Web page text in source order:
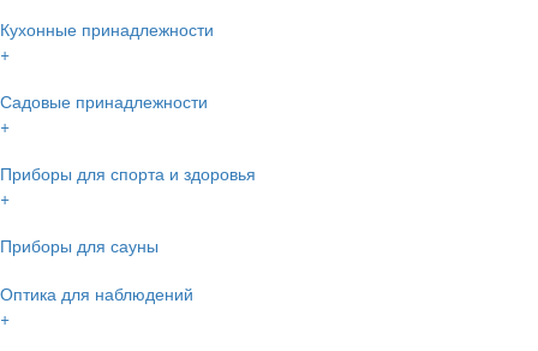
Кухонные принадлежности
+
Садовые принадлежности
+
Приборы для спорта и здоровья
+
Приборы для сауны
Оптика для наблюдений
+